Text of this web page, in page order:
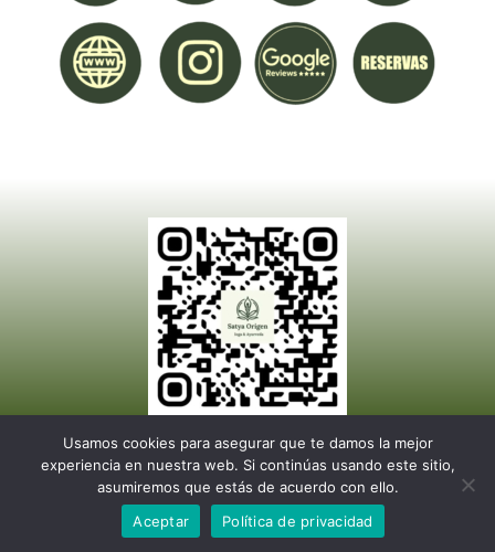
© Publicaton 2026 | Adquiera este servicio Digital contactando con nosotros
Usamos cookies para asegurar que te damos la mejor
experiencia en nuestra web. Si continúas usando este sitio,
asumiremos que estás de acuerdo con ello.
Aceptar
Política de privacidad